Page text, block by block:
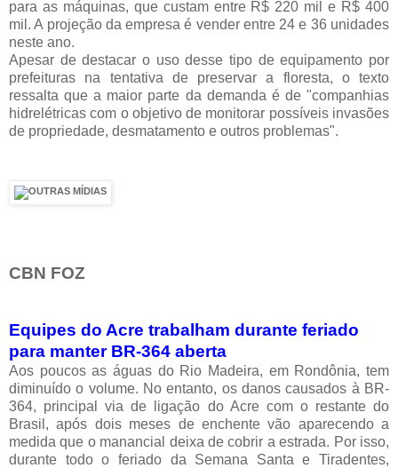
para as máquinas, que custam entre R$ 220 mil e R$ 400
mil. A projeção da empresa é vender entre 24 e 36 unidades
neste ano.
Apesar de destacar o uso desse tipo de equipamento por
prefeituras na tentativa de preservar a floresta, o texto
ressalta que a maior parte da demanda é de "companhias
hidrelétricas com o objetivo de monitorar possíveis invasões
de propriedade, desmatamento e outros problemas".
CBN FOZ
Equipes do Acre trabalham durante feriado
para manter BR-364 aberta
Aos poucos as águas do Rio Madeira, em Rondônia, tem
diminuído o volume. No entanto, os danos causados à BR-
364, principal via de ligação do Acre com o restante do
Brasil, após dois meses de enchente vão aparecendo a
medida que o manancial deixa de cobrir a estrada. Por isso,
durante todo o feriado da Semana Santa e Tiradentes,